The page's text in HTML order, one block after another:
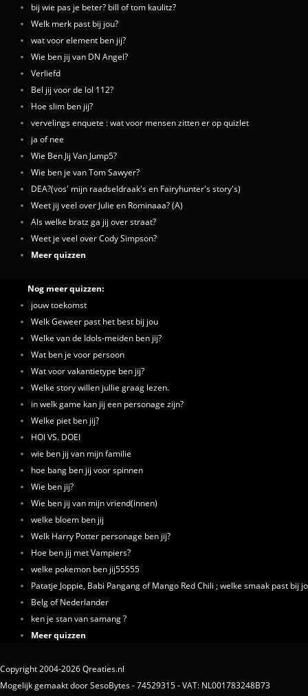
bij wie pas je beter? bill of tom kaulitz?
Welk merk past bij jou?
wat voor element ben jij?
Wie ben jij van DN Angel?
Verliefd
Bel jij voor de lol 112?
Hoe slim ben jij?
vervelings enquete : wat voor mensen zitten er op quizlet
ja of nee
Wie Ben Jij Van Jump5?
Wie ben je van Tom Sawyer?
DEA?(vos' mijn raadseldraak's en Fairyhunter's story's)
Weet jij veel over Julie en Rominaaa? (A)
Als welke bratz ga jij over straat?
Weet je veel over Cody Simpson?
Meer quizzen
Nog meer quizzen:
jouw toekomst
Welk Geweer past het best bij jou
Welke van de Idols-meiden ben jij?
Wat ben je voor persoon
Wat voor vakantietype ben jij?
Welke story willen jullie graag lezen.
in welk game kan jij een personage zijn?
Welke piet ben jij?
HOI VS. DOEI
wie ben jij van mijn familie
hoe bang ben jij voor spinnen
Wie ben jij?
Wie ben jij van mijn vriend(innen)
welke bloem ben jij
Welk Harry Potter personage ben jij?
Hoe ben jij met Vampiers?
welke pokemon ben jij55555
Patatje Joppie, Babi Pangang of Mango Red Chili ; welke smaak past bij
Belg of Nederlander
ken je stan van samang ?
Meer quizzen
Copyright 2004-2026 Qreaties.nl
Mogelijk gemaakt door SesoBytes - 74529315 - VAT: NL001783248B73